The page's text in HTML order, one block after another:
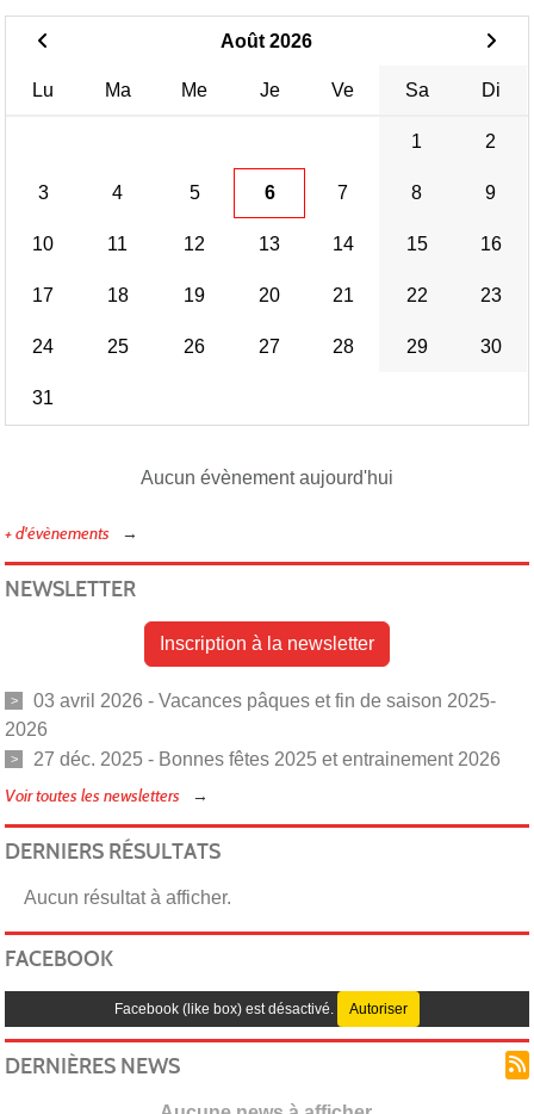
Août 2026
Lu Ma Me Je Ve Sa Di
1 2
3 4 5 6 7 8 9
10 11 12 13 14 15 16
17 18 19 20 21 22 23
24 25 26 27 28 29 30
31
Aucun évènement aujourd'hui
+ d'évènements
NEWSLETTER
Inscription à la newsletter
03 avril 2026 - Vacances pâques et fin de saison 2025-
2026
27 déc. 2025 - Bonnes fêtes 2025 et entrainement 2026
Voir toutes les newsletters
DERNIERS RÉSULTATS
Aucun résultat à afficher.
FACEBOOK
Facebook (like box) est désactivé. Autoriser
DERNIÈRES NEWS